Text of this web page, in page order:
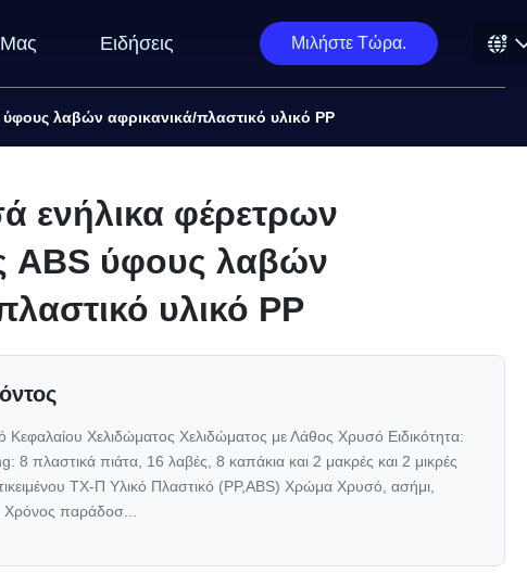
Μας Ειδήσεις Μιλήστε Τώρα.
λαβών αφρικανικά/πλαστικό υλικό PP
ενήλικα φέρετρων
ABS ύφους λαβών
υλικό PP
Κεφαλαίου Χελιδώματος Χελιδώματος με Λάθος Χρυσό Ειδικότητα:
πλαστικά πιάτα, 16 λαβές, 8 καπάκια και 2 μακρές και 2 μικρές
TX-Π Υλικό Πλαστικό (PP,ABS) Χρώμα Χρυσό, ασήμι,
Χρόνος παράδοσ...